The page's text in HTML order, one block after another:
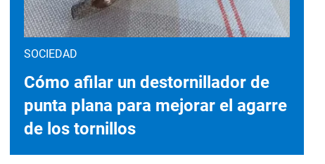
SOCIEDAD
Cómo afilar un destornillador de
punta plana para mejorar el agarre
de los tornillos